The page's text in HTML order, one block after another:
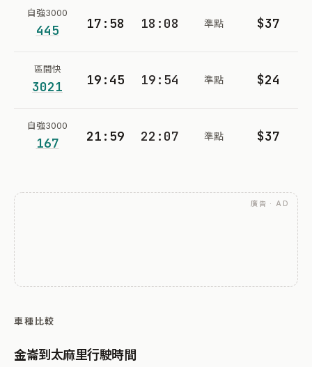
自強3000
445 17:58 18:08 準點 $37
區間快
3021 19:45 19:54 準點 $24
自強3000
167 21:59 22:07 準點 $37
廣告 · AD
車種比較
金崙到太麻里行駛時間